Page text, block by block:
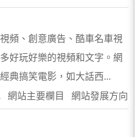
頻、創意廣告、酷車名車視
好玩好樂的視頻和文字。網
典搞笑電影，如大話西...
站主要欄目 網站發展方向